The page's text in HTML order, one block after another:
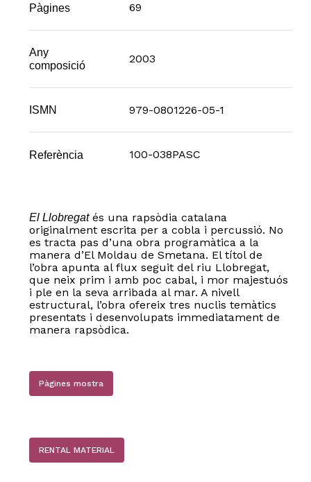
Pàgines 69
Any
composició
2003
ISMN 979-0801226-05-1
Referència 100-038PASC
El Llobregatés una rapsòdia catalana
originalment escrita per a cobla i percussió. No
es tracta pas d’una obra programàtica a la
manera d’El Moldau de Smetana. El títol de
l’obra apunta al flux seguit del riu Llobregat,
que neix prim i amb poc cabal, i mor majestuós
i ple en la seva arribada al mar. A nivell
estructural, l’obra ofereix tres nuclis temàtics
presentats i desenvolupats immediatament de
manera rapsòdica.
Pàgines mostra
RENTAL MATERIAL